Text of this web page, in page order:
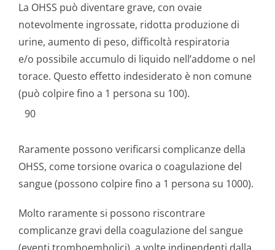
La OHSS può diventare grave, con ovaie
notevolmente ingrossate, ridotta produzione di
urine, aumento di peso, difficoltà respiratoria
e/o possibile accumulo di liquido nell’addome o nel
torace. Questo effetto indesiderato è non comune
(può colpire fino a 1 persona su 100).
90
Raramente possono verificarsi complicanze della
OHSS, come torsione ovarica o coagulazione del
sangue (possono colpire fino a 1 persona su 1000).
Molto raramente si possono riscontrare
complicanze gravi della coagulazione del sangue